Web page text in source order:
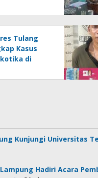
Tulang
Kasus
di
Kunjungi Universitas
Hadiri Acara